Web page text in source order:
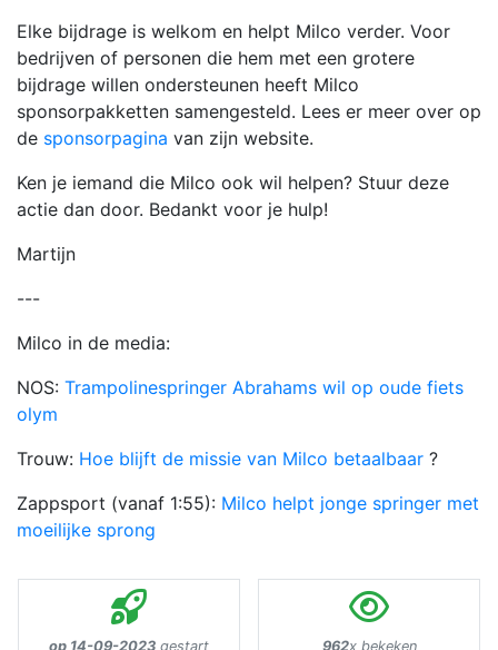
Elke bijdrage is welkom en helpt Milco verder. Voor
bedrijven of personen die hem met een grotere
bijdrage willen ondersteunen heeft Milco
sponsorpakketten samengesteld. Lees er meer over op
de sponsorpagina van zijn website.
Ken je iemand die Milco ook wil helpen? Stuur deze
actie dan door. Bedankt voor je hulp!
Martijn
---
Milco in de media:
NOS: Trampolinespringer Abrahams wil op oude fiets
olym
Trouw: Hoe blijft de missie van Milco betaalbaar ?
Zappsport (vanaf 1:55): Milco helpt jonge springer met
moeilijke sprong
op 14-09-2023 gestart 962x bekeken